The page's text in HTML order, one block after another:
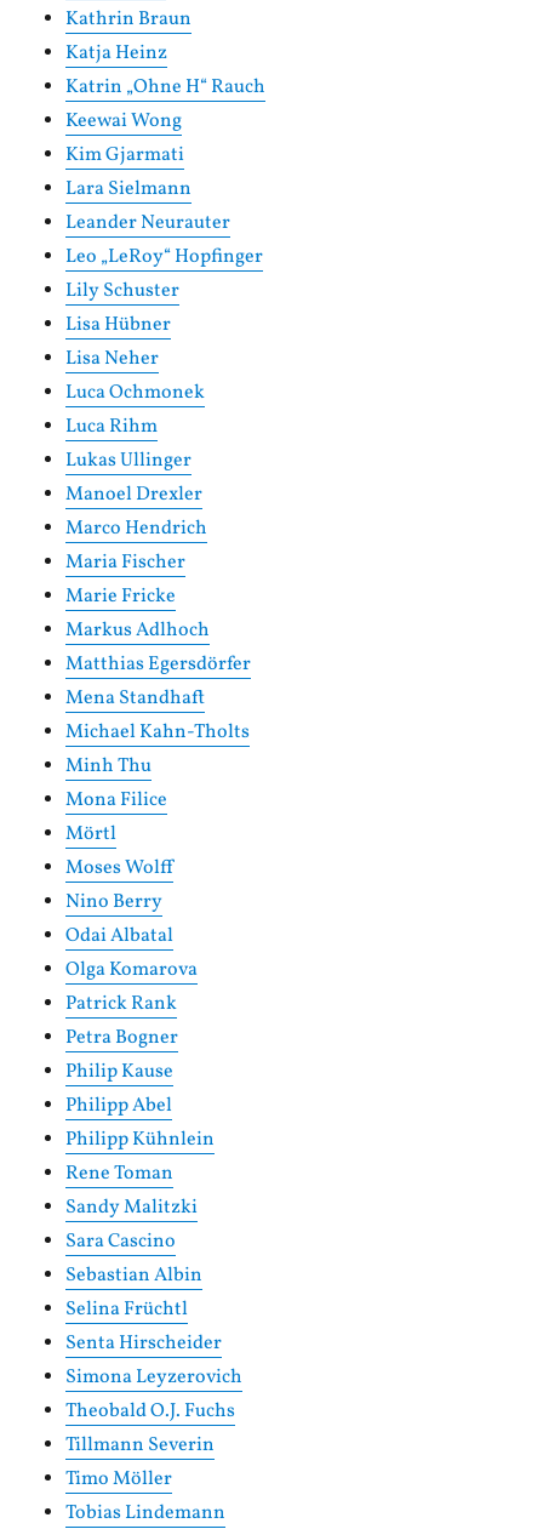
Kathrin Braun
Katja Heinz
Katrin „Ohne H“ Rauch
Keewai Wong
Kim Gjarmati
Lara Sielmann
Leander Neurauter
Leo „LeRoy“ Hopfinger
Lily Schuster
Lisa Hübner
Lisa Neher
Luca Ochmonek
Luca Rihm
Lukas Ullinger
Manoel Drexler
Marco Hendrich
Maria Fischer
Marie Fricke
Markus Adlhoch
Matthias Egersdörfer
Mena Standhaft
Michael Kahn-Tholts
Minh Thu
Mona Filice
Mörtl
Moses Wolff
Nino Berry
Odai Albatal
Olga Komarova
Patrick Rank
Petra Bogner
Philip Kause
Philipp Abel
Philipp Kühnlein
Rene Toman
Sandy Malitzki
Sara Cascino
Sebastian Albin
Selina Früchtl
Senta Hirscheider
Simona Leyzerovich
Theobald O.J. Fuchs
Tillmann Severin
Timo Möller
Tobias Lindemann